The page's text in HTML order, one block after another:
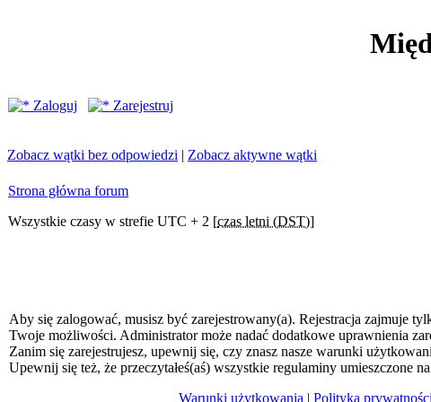
Zaloguj
Zarejestruj
Zobacz wątki bez odpowiedzi | Zobacz aktywne wątki
Strona główna forum
Wszystkie czasy w strefie UTC + 2 [czas letni (DST)]
Aby się zalogować, musisz być zarejestrowany(a). Rejestracja zajmuje
Twoje możliwości. Administrator może nadać dodatkowe uprawnienia
Zanim się zarejestrujesz, upewnij się, czy znasz nasze warunki
Upewnij się też, że przeczytałeś(aś) wszystkie regulaminy umieszczone
Warunki użytkowania | Polityka prywatności